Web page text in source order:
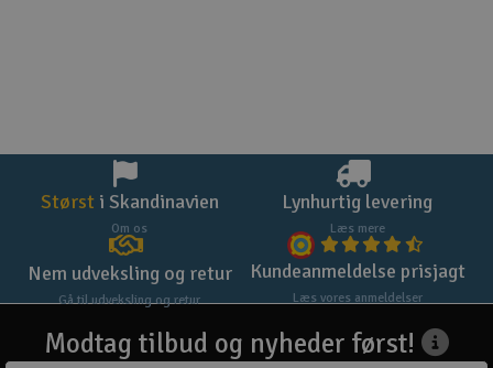
Størst i Skandinavien
Om os
Lynhurtig levering
Læs mere
Nem udveksling og retur
Gå til udveksling og retur
Kundeanmeldelse prisjagt
Læs vores anmeldelser
Modtag tilbud og nyheder først!